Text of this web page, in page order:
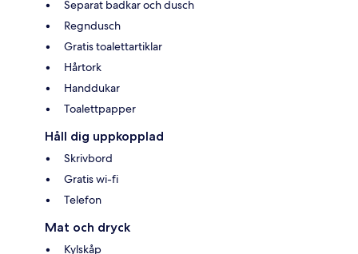
Separat badkar och dusch
Regndusch
Gratis toalettartiklar
Hårtork
Handdukar
Toalettpapper
Håll dig uppkopplad
Skrivbord
Gratis wi-fi
Telefon
Mat och dryck
Kylskåp